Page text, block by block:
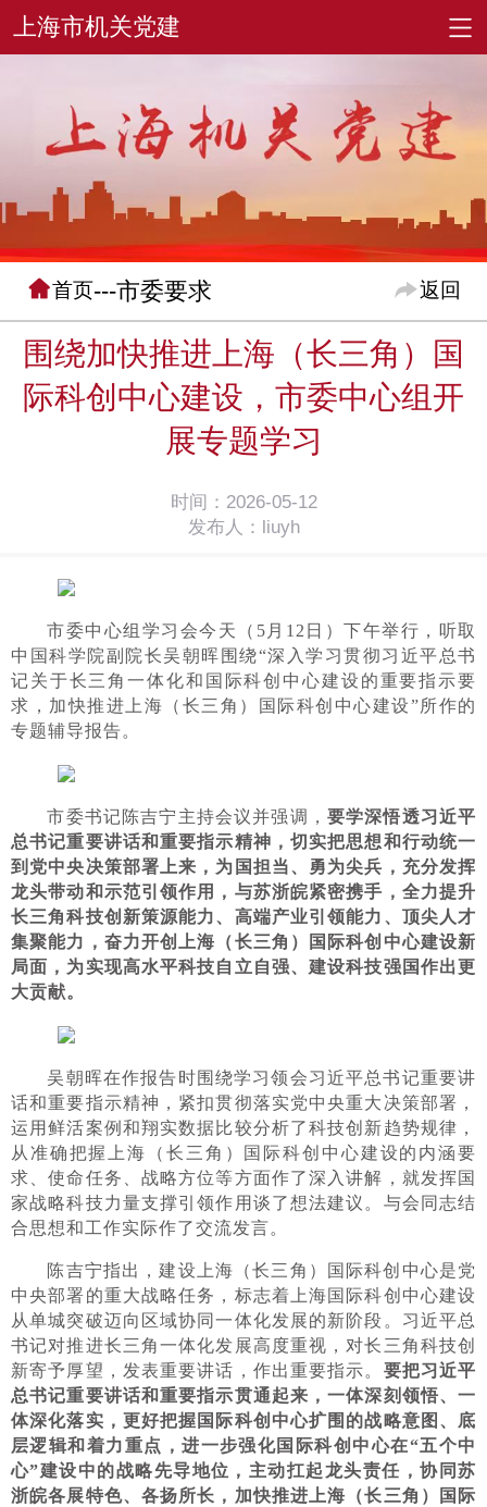
首页---市委要求 返回
围绕加快推进上海（长三角）国
际科创中心建设，市委中心组开
展专题学习
时间：2026-05-12
发布人：liuyh
市委中心组学习会今天（5月12日）下午举行，听取
中国科学院副院长吴朝晖围绕“深入学习贯彻习近平总书
记关于长三角一体化和国际科创中心建设的重要指示要
求，加快推进上海（长三角）国际科创中心建设”所作的
专题辅导报告。
市委书记陈吉宁主持会议并强调， 要学深悟透习近平
总书记重要讲话和重要指示精神，切实把思想和行动统一
到党中央决策部署上来，为国担当、勇为尖兵，充分发挥
龙头带动和示范引领作用，与苏浙皖紧密携手，全力提升
长三角科技创新策源能力、高端产业引领能力、顶尖人才
集聚能力，奋力开创上海（长三角）国际科创中心建设新
局面，为实现高水平科技自立自强、建设科技强国作出更
大贡献。
吴朝晖在作报告时围绕学习领会习近平总书记重要讲
话和重要指示精神，紧扣贯彻落实党中央重大决策部署，
运用鲜活案例和翔实数据比较分析了科技创新趋势规律，
从准确把握上海（长三角）国际科创中心建设的内涵要
求、使命任务、战略方位等方面作了深入讲解，就发挥国
家战略科技力量支撑引领作用谈了想法建议。与会同志结
合思想和工作实际作了交流发言。
陈吉宁指出，建设上海（长三角）国际科创中心是党
中央部署的重大战略任务，标志着上海国际科创中心建设
从单城突破迈向区域协同一体化发展的新阶段。习近平总
书记对推进长三角一体化发展高度重视，对长三角科技创
新寄予厚望，发表重要讲话，作出重要指示。 要把习近平
总书记重要讲话和重要指示贯通起来，一体深刻领悟、一
体深化落实，更好把握国际科创中心扩围的战略意图、底
层逻辑和着力重点，进一步强化国际科创中心在“五个中
心”建设中的战略先导地位，主动扛起龙头责任，协同苏
浙皖各展特色、各扬所长，加快推进上海（长三角）国际